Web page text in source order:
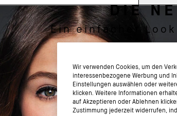
DIE
Ein einfacher Look
Wir verwenden Cookies, um den
interessenbezogene Werbung und
Einstellungen auswählen oder
klicken. Weitere Informationen
auf Akzeptieren oder Ablehnen
Zustimmung jederzeit widerrufen,